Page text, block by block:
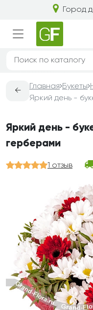
Город
←
Главная Букеты
Яркий день -
герберами
1 отзыв